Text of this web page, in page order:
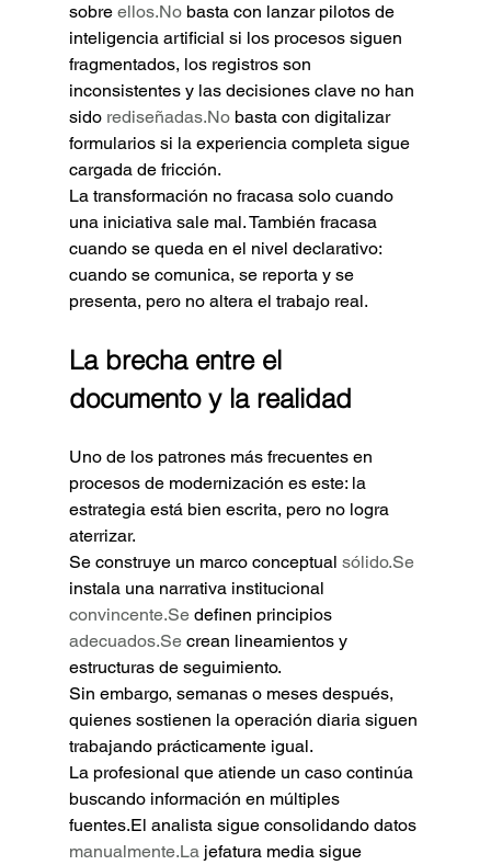
sobre ellos.No basta con lanzar pilotos de
inteligencia artificial si los procesos siguen
fragmentados, los registros son
inconsistentes y las decisiones clave no han
sido rediseñadas.No basta con digitalizar
formularios si la experiencia completa sigue
cargada de fricción.
La transformación no fracasa solo cuando
una iniciativa sale mal. También fracasa
cuando se queda en el nivel declarativo:
cuando se comunica, se reporta y se
presenta, pero no altera el trabajo real.
La brecha entre el
documento y la realidad
Uno de los patrones más frecuentes en
procesos de modernización es este: la
estrategia está bien escrita, pero no logra
aterrizar.
Se construye un marco conceptual sólido.Se
instala una narrativa institucional
convincente.Se definen principios
adecuados.Se crean lineamientos y
estructuras de seguimiento.
Sin embargo, semanas o meses después,
quienes sostienen la operación diaria siguen
trabajando prácticamente igual.
La profesional que atiende un caso continúa
buscando información en múltiples
fuentes.El analista sigue consolidando datos
manualmente.La jefatura media sigue